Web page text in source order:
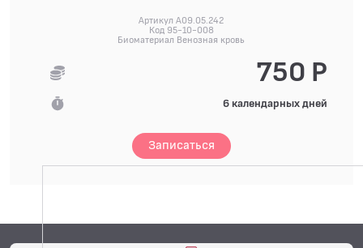
Артикул A09.05.242
Код 95-10-008
Биоматериал Венозная кровь
750 Р
6 календарных дней
Записаться